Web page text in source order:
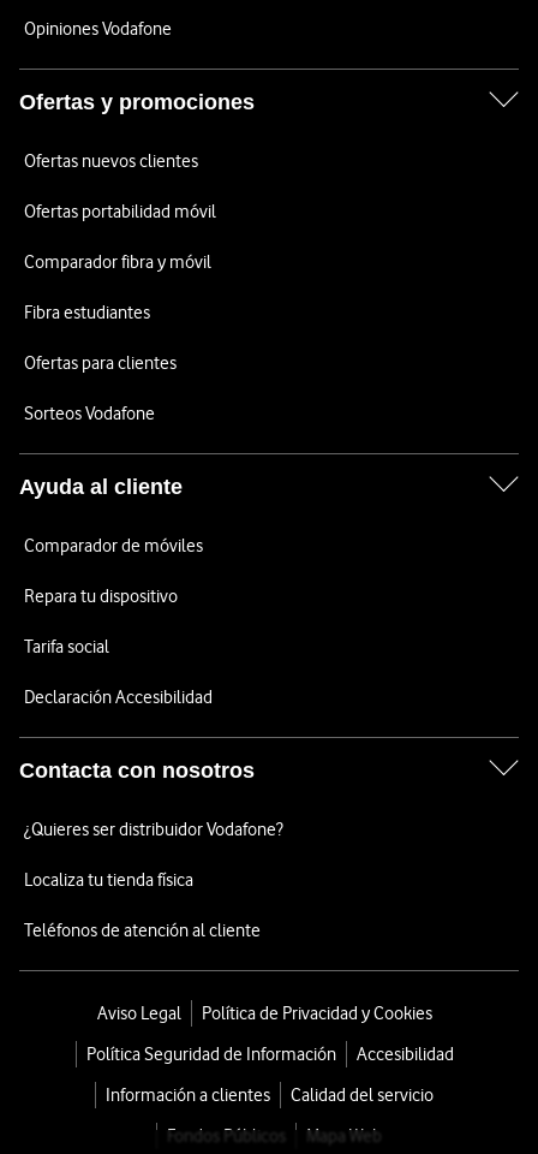
Opiniones Vodafone
Ofertas y promociones
Ofertas nuevos clientes
Ofertas portabilidad móvil
Comparador fibra y móvil
Fibra estudiantes
Ofertas para clientes
Sorteos Vodafone
Ayuda al cliente
Comparador de móviles
Repara tu dispositivo
Tarifa social
Declaración Accesibilidad
Contacta con nosotros
¿Quieres ser distribuidor Vodafone?
Localiza tu tienda física
Teléfonos de atención al cliente
Aviso Legal
Política de Privacidad y Cookies
Política Seguridad de Información
Accesibilidad
Información a clientes
Calidad del servicio
Fondos Públicos
Mapa Web